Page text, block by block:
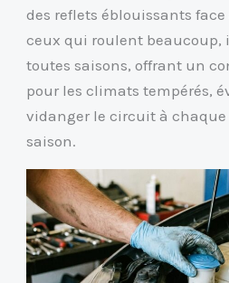
des reflets éblouissants
ceux qui roulent beaucoup,
toutes saisons, offrant un
pour les climats tempérés,
vidanger le circuit à
saison.